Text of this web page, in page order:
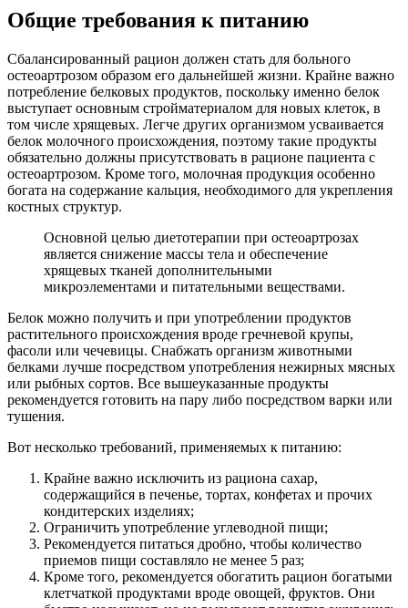
Общие требования к питанию
Сбалансированный рацион должен стать для больного
остеоартрозом образом его дальнейшей жизни. Крайне важно
потребление белковых продуктов, поскольку именно белок
выступает основным стройматериалом для новых клеток, в
том числе хрящевых. Легче других организмом усваивается
белок молочного происхождения, поэтому такие продукты
обязательно должны присутствовать в рационе пациента с
остеоартрозом. Кроме того, молочная продукция особенно
богата на содержание кальция, необходимого для укрепления
костных структур.
Основной целью диетотерапии при остеоартрозах
является снижение массы тела и обеспечение
хрящевых тканей дополнительными
микроэлементами и питательными веществами.
Белок можно получить и при употреблении продуктов
растительного происхождения вроде гречневой крупы,
фасоли или чечевицы. Снабжать организм животными
белками лучше посредством употребления нежирных мясных
или рыбных сортов. Все вышеуказанные продукты
рекомендуется готовить на пару либо посредством варки или
тушения.
Вот несколько требований, применяемых к питанию:
Крайне важно исключить из рациона сахар,
содержащийся в печенье, тортах, конфетах и прочих
кондитерских изделиях;
Ограничить употребление углеводной пищи;
Рекомендуется питаться дробно, чтобы количество
приемов пищи составляло не менее 5 раз;
Кроме того, рекомендуется обогатить рацион богатыми
клетчаткой продуктами вроде овощей, фруктов. Они